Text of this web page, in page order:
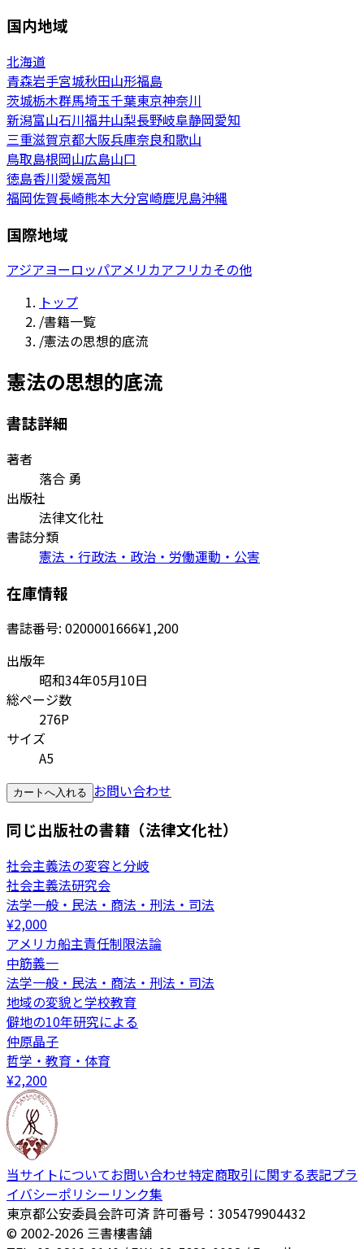
国内地域
北海道
青森岩手宮城秋田山形福島
茨城栃木群馬埼玉千葉東京神奈川
新潟富山石川福井山梨長野岐阜静岡愛知
三重滋賀京都大阪兵庫奈良和歌山
鳥取島根岡山広島山口
徳島香川愛媛高知
福岡佐賀長崎熊本大分宮崎鹿児島沖縄
国際地域
アジアヨーロッパアメリカアフリカその他
トップ
/書籍一覧
/憲法の思想的底流
憲法の思想的底流
書誌詳細
著者
落合 勇
出版社
法律文化社
書誌分類
憲法・行政法・政治・労働運動・公害
在庫情報
書誌番号: 0200001666¥1,200
出版年
昭和34年05月10日
総ページ数
276P
サイズ
A5
カートへ入れる お問い合わせ
同じ出版社の書籍（法律文化社）
社会主義法の変容と分岐
社会主義法研究会
法学一般・民法・商法・刑法・司法
¥2,000
アメリカ船主責任制限法論
中筋義一
法学一般・民法・商法・刑法・司法
地域の変貌と学校教育
僻地の10年研究による
仲原晶子
哲学・教育・体育
¥2,200
当サイトについてお問い合わせ特定商取引に関する表記プラ
イバシーポリシー リンク集
東京都公安委員会許可済 許可番号：305479904432
© 2002-2026 三書樓書舗